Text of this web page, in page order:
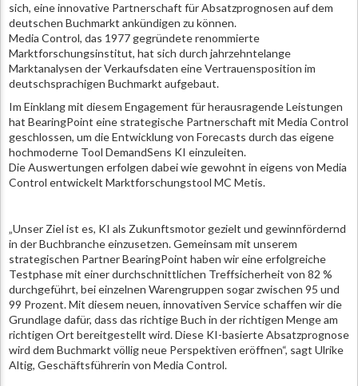
sich, eine innovative Partnerschaft für Absatzprognosen auf dem
deutschen Buchmarkt ankündigen zu können.
Media Control, das 1977 gegründete renommierte
Marktforschungsinstitut, hat sich durch jahrzehntelange
Marktanalysen der Verkaufsdaten eine Vertrauensposition im
deutschsprachigen Buchmarkt aufgebaut.
Im Einklang mit diesem Engagement für herausragende Leistungen
hat BearingPoint eine strategische Partnerschaft mit Media Control
geschlossen, um die Entwicklung von Forecasts durch das eigene
hochmoderne Tool DemandSens KI einzuleiten.
Die Auswertungen erfolgen dabei wie gewohnt in eigens von Media
Control entwickelt Marktforschungstool MC Metis.
„Unser Ziel ist es, KI als Zukunftsmotor gezielt und gewinnfördernd
in der Buchbranche einzusetzen. Gemeinsam mit unserem
strategischen Partner BearingPoint haben wir eine erfolgreiche
Testphase mit einer durchschnittlichen Treffsicherheit von 82 %
durchgeführt, bei einzelnen Warengruppen sogar zwischen 95 und
99 Prozent. Mit diesem neuen, innovativen Service schaffen wir die
Grundlage dafür, dass das richtige Buch in der richtigen Menge am
richtigen Ort bereitgestellt wird. Diese KI-basierte Absatzprognose
wird dem Buchmarkt völlig neue Perspektiven eröffnen“, sagt Ulrike
Altig, Geschäftsführerin von Media Control.